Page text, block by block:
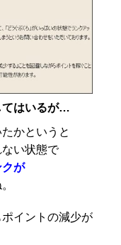
てはいるが…
かというと
い状態で
が
イントの減少が